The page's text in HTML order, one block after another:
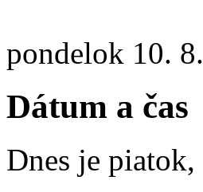
pondelok 10. 8.
Dátum a čas
Dnes je piatok,